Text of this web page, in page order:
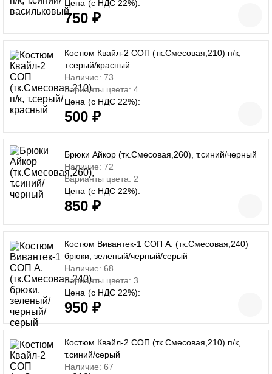
Цена (с НДС 22%):
750 ₽
Костюм Квайл-2 СОП (тк.Смесовая,210) п/к,
т.серый/красный
Наличие: 73
Варианты цвета: 4
Цена (с НДС 22%):
500 ₽
Брюки Айкор (тк.Смесовая,260), т.синий/черный
Наличие: 72
Варианты цвета: 2
Цена (с НДС 22%):
850 ₽
Костюм Вивантек-1 СОП A. (тк.Смесовая,240)
брюки, зеленый/черный/серый
Наличие: 68
Варианты цвета: 3
Цена (с НДС 22%):
950 ₽
Костюм Квайл-2 СОП (тк.Смесовая,210) п/к,
т.синий/серый
Наличие: 67